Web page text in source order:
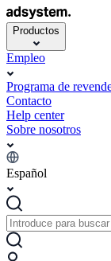
Productos
Empleo
Programa de
Contacto
Help center
Sobre nosotros
Español